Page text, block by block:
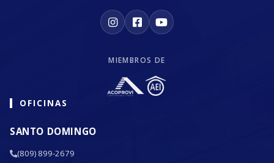
MIEMBROS DE
OFICINAS
SANTO DOMINGO
(809) 899-2679